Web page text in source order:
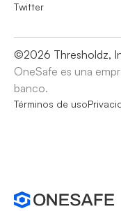
Twitter
©2026 Thresholdz,
OneSafe es una
banco.
Términos de uso